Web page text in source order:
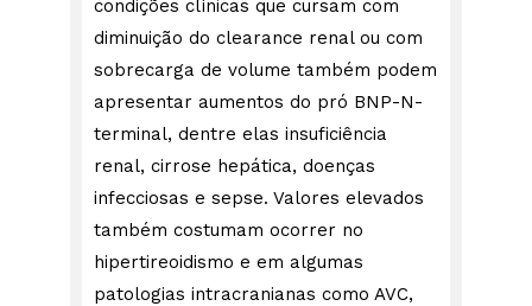
condições clínicas que cursam com
diminuição do clearance renal ou com
sobrecarga de volume também podem
apresentar aumentos do pró BNP-N-
terminal, dentre elas insuficiência
renal, cirrose hepática, doenças
infecciosas e sepse. Valores elevados
também costumam ocorrer no
hipertireoidismo e em algumas
patologias intracranianas como AVC,